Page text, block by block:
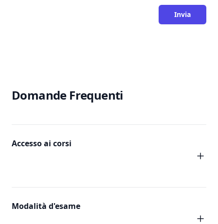
Domande Frequenti
Accesso ai corsi
Modalità d'esame